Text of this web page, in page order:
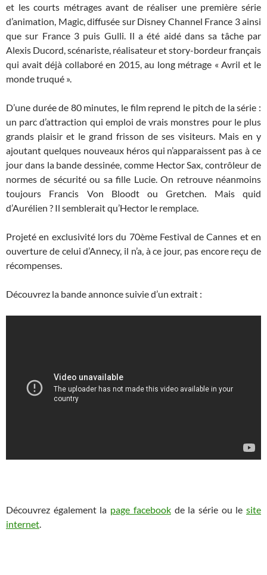
et les courts métrages avant de réaliser une première série
d’animation, Magic, diffusée sur Disney Channel France 3 ainsi
que sur France 3 puis Gulli. Il a été aidé dans sa tâche par
Alexis Ducord, scénariste, réalisateur et story-bordeur français
qui avait déjà collaboré en 2015, au long métrage « Avril et le
monde truqué ».
D’une durée de 80 minutes, le film reprend le pitch de la série :
un parc d’attraction qui emploi de vrais monstres pour le plus
grands plaisir et le grand frisson de ses visiteurs. Mais en y
ajoutant quelques nouveaux héros qui n’apparaissent pas à ce
jour dans la bande dessinée, comme Hector Sax, contrôleur de
normes de sécurité ou sa fille Lucie. On retrouve néanmoins
toujours Francis Von Bloodt ou Gretchen. Mais quid
d’Aurélien ? Il semblerait qu’Hector le remplace.
Projeté en exclusivité lors du 70ème Festival de Cannes et en
ouverture de celui d’Annecy, il n’a, à ce jour, pas encore reçu de
récompenses.
Découvrez la bande annonce suivie d’un extrait :
Découvrez également la page facebookde la série ou lesite
internet.